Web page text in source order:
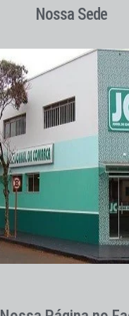
Nossa Sede